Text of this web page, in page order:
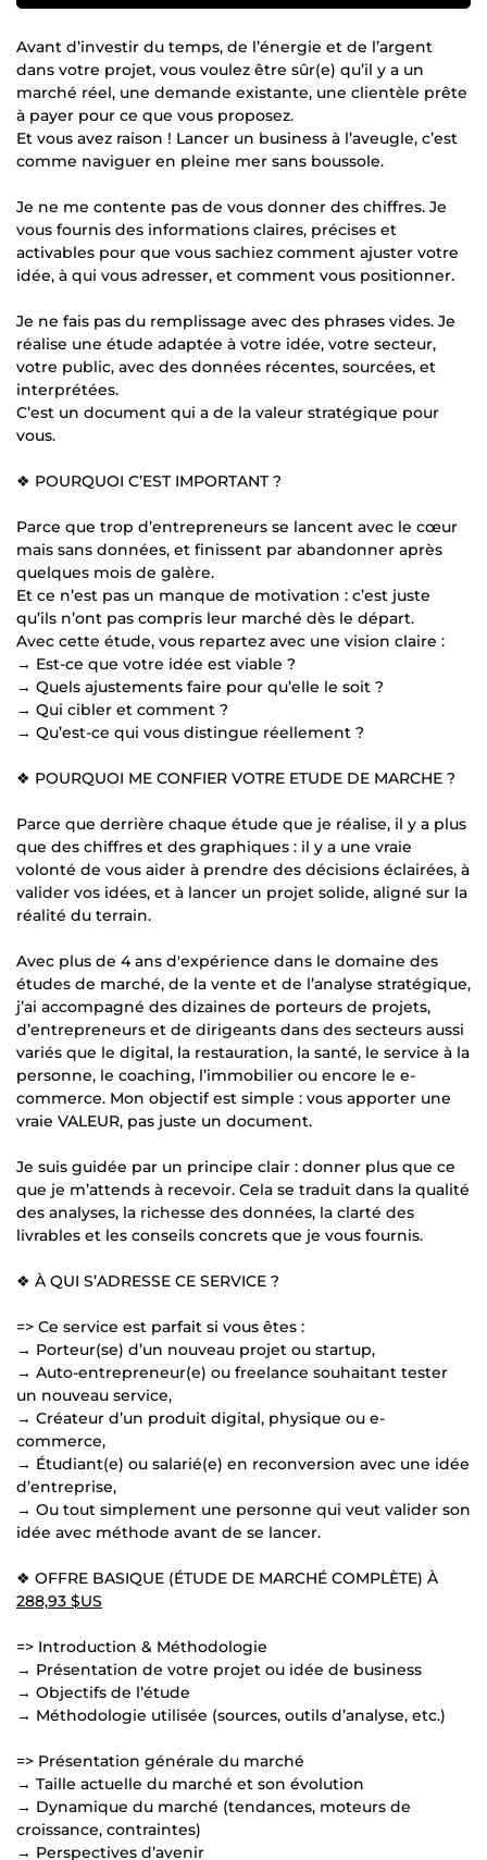
Avant d’investir du temps, de l’énergie et de l’argent
dans votre projet, vous voulez être sûr(e) qu’il y a un
marché réel, une demande existante, une clientèle prête
à payer pour ce que vous proposez.
Et vous avez raison ! Lancer un business à l’aveugle, c’est
comme naviguer en pleine mer sans boussole.
Je ne me contente pas de vous donner des chiffres. Je
vous fournis des informations claires, précises et
activables pour que vous sachiez comment ajuster votre
idée, à qui vous adresser, et comment vous positionner.
Je ne fais pas du remplissage avec des phrases vides. Je
réalise une étude adaptée à votre idée, votre secteur,
votre public, avec des données récentes, sourcées, et
interprétées.
C’est un document qui a de la valeur stratégique pour
vous.
❖ POURQUOI C’EST IMPORTANT ?
Parce que trop d’entrepreneurs se lancent avec le cœur
mais sans données, et finissent par abandonner après
quelques mois de galère.
Et ce n’est pas un manque de motivation : c’est juste
qu’ils n’ont pas compris leur marché dès le départ.
Avec cette étude, vous repartez avec une vision claire :
→ Est-ce que votre idée est viable ?
→ Quels ajustements faire pour qu’elle le soit ?
→ Qui cibler et comment ?
→ Qu’est-ce qui vous distingue réellement ?
❖ POURQUOI ME CONFIER VOTRE ETUDE DE MARCHE ?
Parce que derrière chaque étude que je réalise, il y a plus
que des chiffres et des graphiques : il y a une vraie
volonté de vous aider à prendre des décisions éclairées, à
valider vos idées, et à lancer un projet solide, aligné sur la
réalité du terrain.
Avec plus de 4 ans d'expérience dans le domaine des
études de marché, de la vente et de l’analyse stratégique,
j’ai accompagné des dizaines de porteurs de projets,
d’entrepreneurs et de dirigeants dans des secteurs aussi
variés que le digital, la restauration, la santé, le service à la
personne, le coaching, l’immobilier ou encore le e-
commerce. Mon objectif est simple : vous apporter une
vraie VALEUR, pas juste un document.
Je suis guidée par un principe clair : donner plus que ce
que je m’attends à recevoir. Cela se traduit dans la qualité
des analyses, la richesse des données, la clarté des
livrables et les conseils concrets que je vous fournis.
❖ À QUI S’ADRESSE CE SERVICE ?
=> Ce service est parfait si vous êtes :
→ Porteur(se) d’un nouveau projet ou startup,
→ Auto-entrepreneur(e) ou freelance souhaitant tester
un nouveau service,
→ Créateur d’un produit digital, physique ou e-
commerce,
→ Étudiant(e) ou salarié(e) en reconversion avec une idée
d’entreprise,
→ Ou tout simplement une personne qui veut valider son
idée avec méthode avant de se lancer.
❖ OFFRE BASIQUE (ÉTUDE DE MARCHÉ COMPLÈTE) À
288,93 $US
=> Introduction & Méthodologie
→ Présentation de votre projet ou idée de business
→ Objectifs de l’étude
→ Méthodologie utilisée (sources, outils d’analyse, etc.)
=> Présentation générale du marché
→ Taille actuelle du marché et son évolution
→ Dynamique du marché (tendances, moteurs de
croissance, contraintes)
→ Perspectives d’avenir